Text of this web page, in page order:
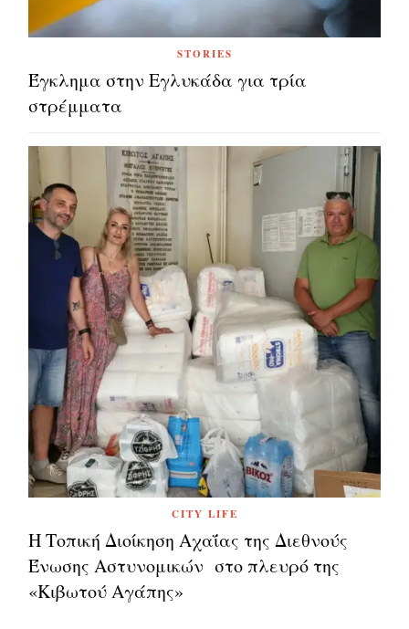
STORIES
Έγκλημα στην Εγλυκάδα για τρία
στρέμματα
CITY LIFE
Η Τοπική Διοίκηση Αχαΐας της Διεθνούς
Ένωσης Αστυνομικών στο πλευρό της
«Κιβωτού Αγάπης»